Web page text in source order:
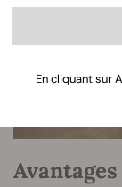
En cliquant sur